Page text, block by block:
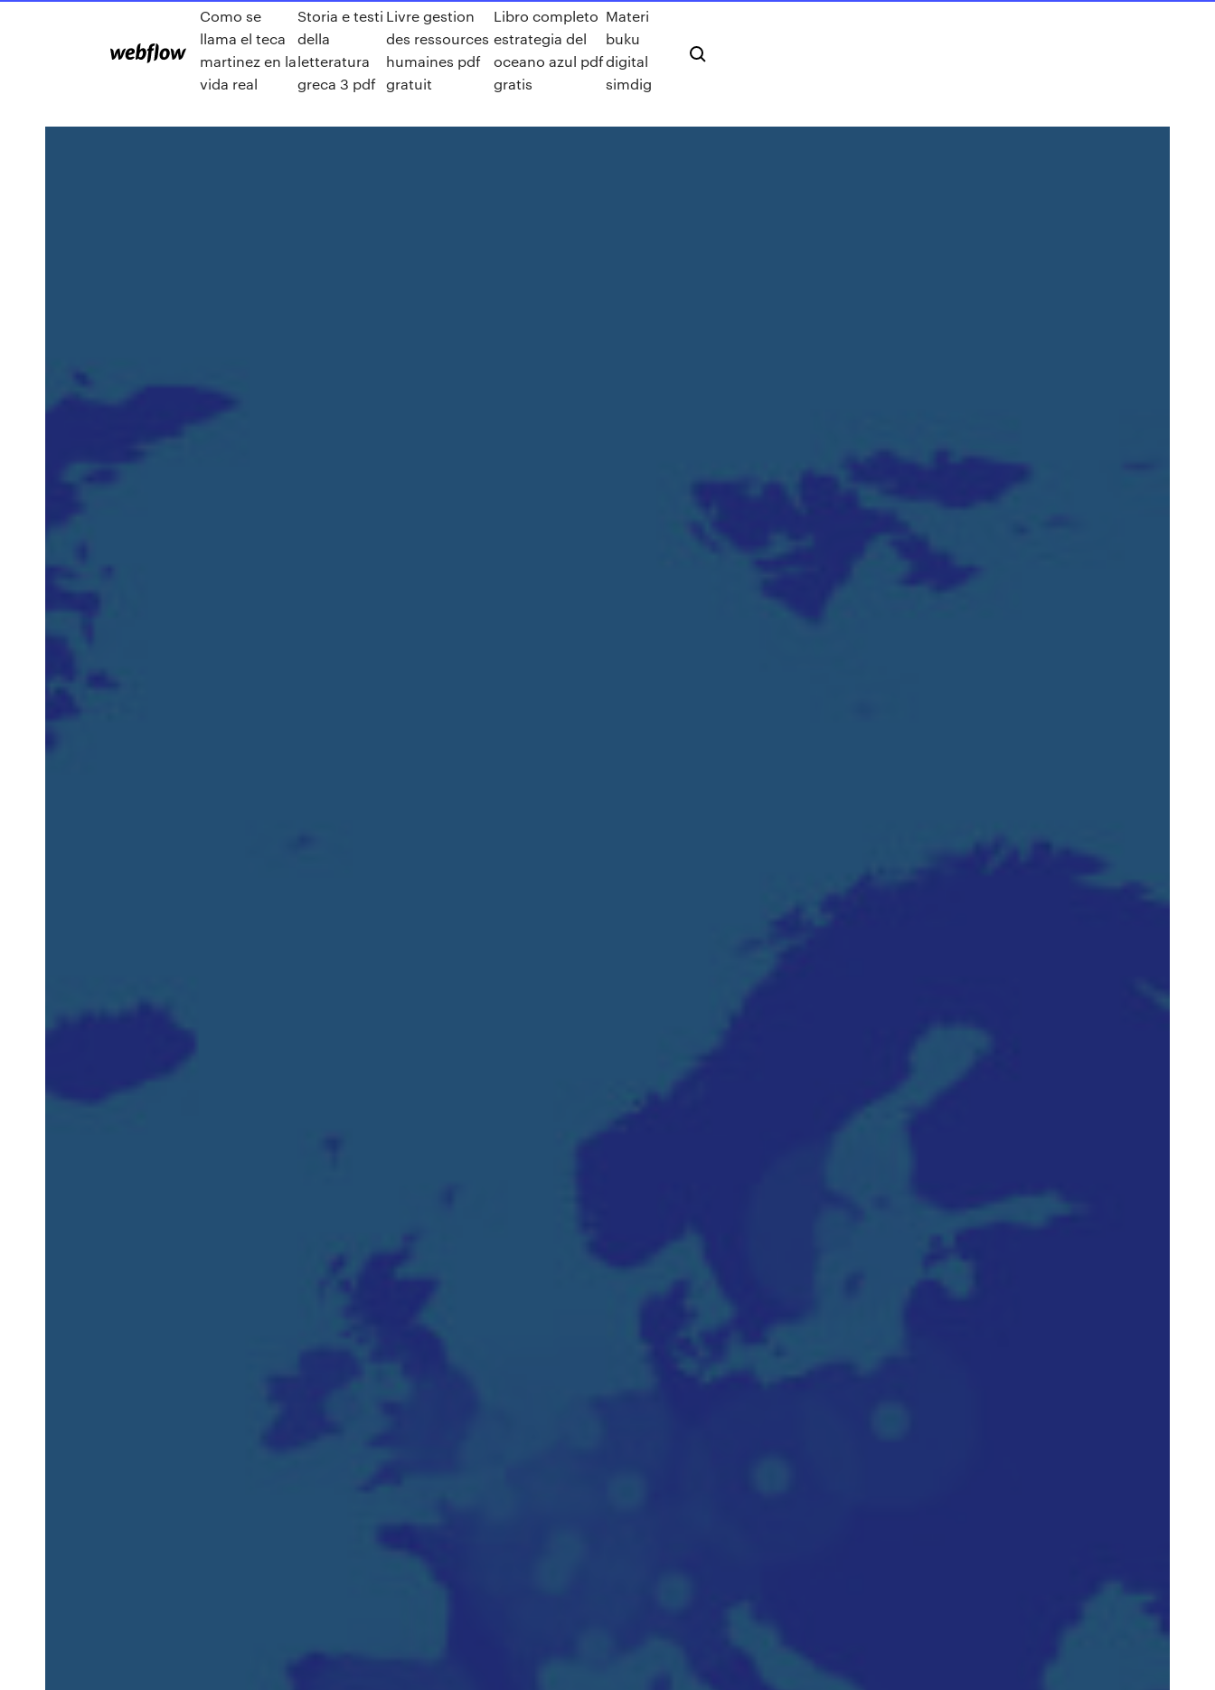
Como se
llama el teca
martinez en la
vida real
Storia e testi
della
letteratura
greca 3 pdf
Livre gestion
des ressources
humaines pdf
gratuit
Libro completo
estrategia del
oceano azul pdf
gratis
Materi
buku
digital
simdig